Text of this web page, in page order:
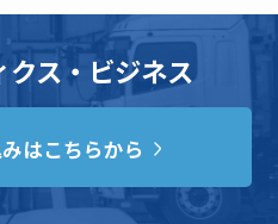
ス・ビジネス
はこちらから